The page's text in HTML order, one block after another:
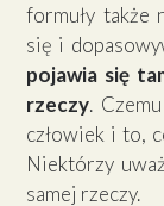
formuły także
się i
pojawia się
rzeczy.
człowiek i to,
Niektórzy
samej rzeczy.